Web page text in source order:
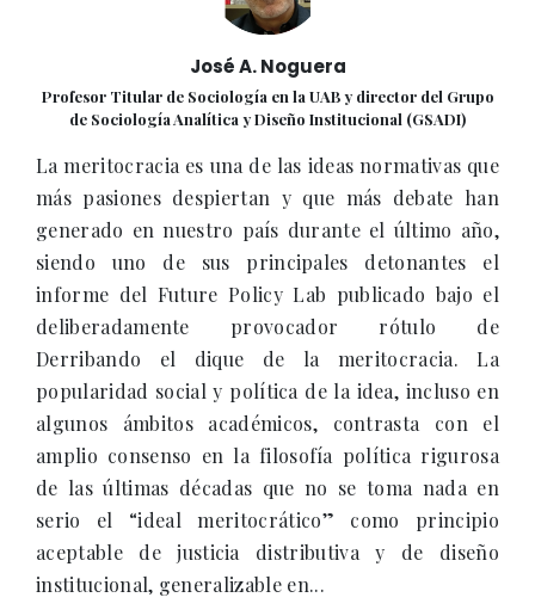
José A. Noguera
Profesor Titular de Sociología en la UAB y director del Grupo
de Sociología Analítica y Diseño Institucional (GSADI)
La meritocracia es una de las ideas normativas que
más pasiones despiertan y que más debate han
generado en nuestro país durante el último año,
siendo uno de sus principales detonantes el
informe del Future Policy Lab publicado bajo el
deliberadamente provocador rótulo de
Derribando el dique de la meritocracia. La
popularidad social y política de la idea, incluso en
algunos ámbitos académicos, contrasta con el
amplio consenso en la filosofía política rigurosa
de las últimas décadas que no se toma nada en
serio el “ideal meritocrático” como principio
aceptable de justicia distributiva y de diseño
institucional, generalizable en...